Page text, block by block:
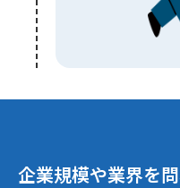
企業規模や業界を問